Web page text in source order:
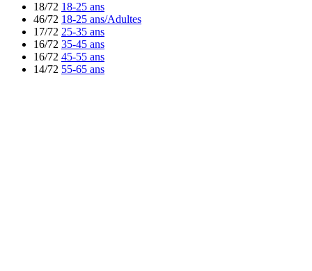
18/72 18-25 ans
46/72 18-25 ans/Adultes
17/72 25-35 ans
16/72 35-45 ans
16/72 45-55 ans
14/72 55-65 ans